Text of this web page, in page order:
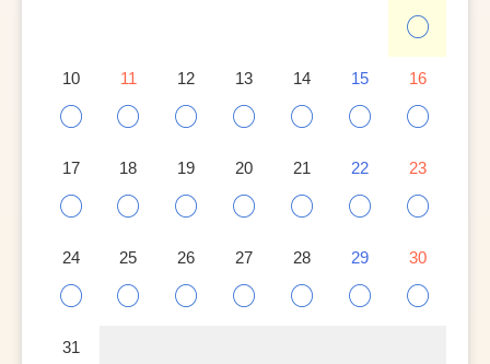
○
10
○
11
○
12
○
13
○
14
○
15
○
16
○
17
○
18
○
19
○
20
○
21
○
22
○
23
○
24
○
25
○
26
○
27
○
28
○
29
○
30
○
31